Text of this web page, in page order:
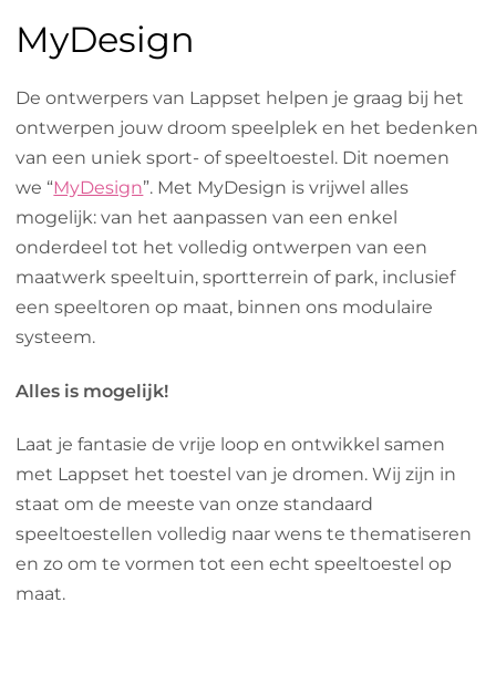
MyDesign
De ontwerpers van Lappset helpen je graag bij het
ontwerpen jouw droom speelplek en het bedenken
van een uniek sport- of speeltoestel. Dit noemen
we “MyDesign”. Met MyDesign is vrijwel alles
mogelijk: van het aanpassen van een enkel
onderdeel tot het volledig ontwerpen van een
maatwerk speeltuin, sportterrein of park, inclusief
een speeltoren op maat, binnen ons modulaire
systeem.
Alles is mogelijk!
Laat je fantasie de vrije loop en ontwikkel samen
met Lappset het toestel van je dromen. Wij zijn in
staat om de meeste van onze standaard
speeltoestellen volledig naar wens te thematiseren
en zo om te vormen tot een echt speeltoestel op
maat.